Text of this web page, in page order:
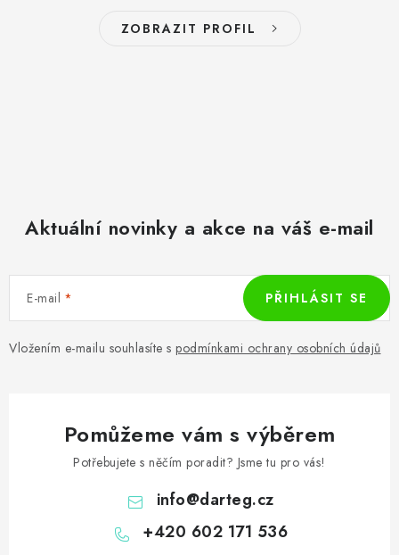
ZOBRAZIT PROFIL
Aktuální novinky a akce na váš e-mail
E-mail
Vložením e-mailu souhlasíte s podmínkami ochrany osobních údajů
PŘIHLÁSIT SE
Pomůžeme vám s výběrem
Potřebujete s něčím poradit? Jsme tu pro vás!
info@darteg.cz
+420 602 171 536